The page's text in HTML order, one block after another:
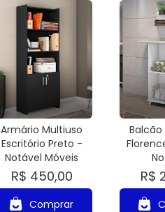
Armário Multiuso
Escritório Preto -
Notável Móveis
R$ 450,00
Comprar
Balcão
R$